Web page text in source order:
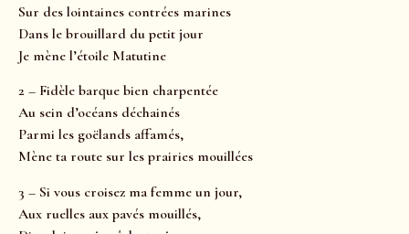
Sur des lointaines contrées marines
Dans le brouillard du petit jour
Je mène l’étoile Matutine
2 – Fidèle barque bien charpentée
Au sein d’océans déchainés
Parmi les goëlands affamés,
Mène ta route sur les prairies mouillées
3 – Si vous croisez ma femme un jour,
Aux ruelles aux pavés mouillés,